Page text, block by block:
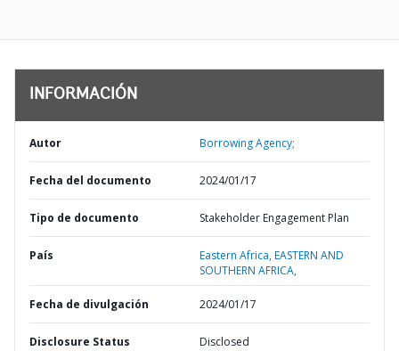
INFORMACIÓN
Autor Borrowing Agency;
Fecha del documento 2024/01/17
Tipo de documento Stakeholder Engagement Plan
País Eastern Africa,EASTERN AND
SOUTHERN AFRICA,
Fecha de divulgación 2024/01/17
Disclosure Status Disclosed